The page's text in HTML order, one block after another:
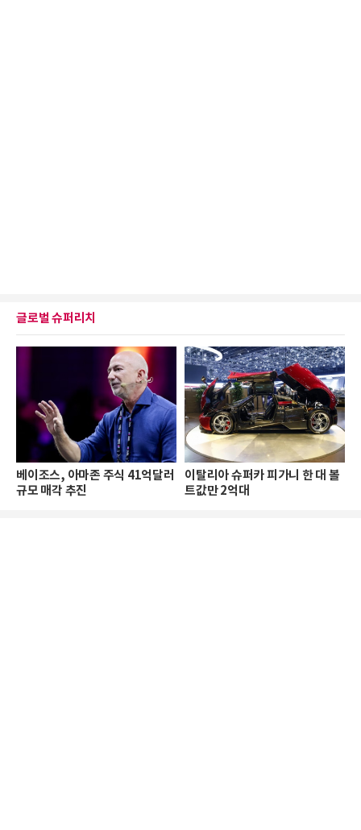
글로벌 슈퍼리치
베이조스, 아마존 주식 41억달러
규모 매각 추진
이탈리아 슈퍼카 피가니 한 대 볼
트값만 2억대